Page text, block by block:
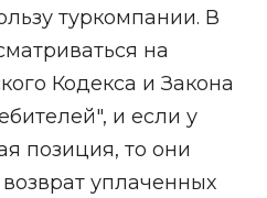
туркомпании. В
на
Кодекса и Закона
и если у
позиция, то они
уплаченных